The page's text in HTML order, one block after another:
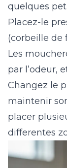
quelques
Placez-le
(corbeille de
Les
par l’odeur,
Changez le
maintenir
placer
differentes